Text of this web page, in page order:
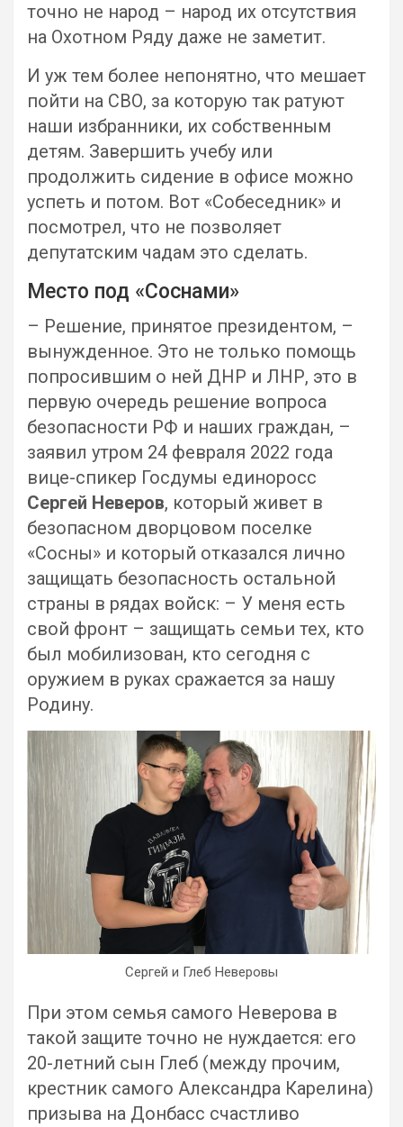
точно не народ – народ их отсутствия
на Охотном Ряду даже не заметит.
И уж тем более непонятно, что мешает
пойти на СВО, за которую так ратуют
наши избранники, их собственным
детям. Завершить учебу или
продолжить сидение в офисе можно
успеть и потом. Вот «Собеседник» и
посмотрел, что не позволяет
депутатским чадам это сделать.
Место под «Соснами»
– Решение, принятое президентом, –
вынужденное. Это не только помощь
попросившим о ней ДНР и ЛНР, это в
первую очередь решение вопроса
безопасности РФ и наших граждан, –
заявил утром 24 февраля 2022 года
вице-спикер Госдумы единоросс
Сергей Неверов, который живет в
безопасном дворцовом поселке
«Сосны» и который отказался лично
защищать безопасность остальной
страны в рядах войск: – У меня есть
свой фронт – защищать семьи тех, кто
был мобилизован, кто сегодня с
оружием в руках сражается за нашу
Родину.
Сергей и Глеб Неверовы
При этом семья самого Неверова в
такой защите точно не нуждается: его
20-летний сын Глеб (между прочим,
крестник самого Александра Карелина)
призыва на Донбасс счастливо